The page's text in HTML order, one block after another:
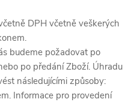
DPH včetně veškerých
budeme požadovat po
po předání Zboží. Úhradu
následujícími způsoby:
Informace pro provedení